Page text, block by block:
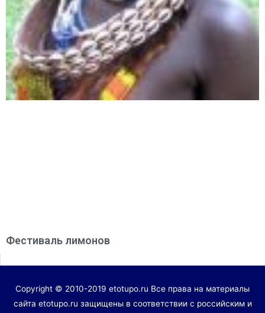
Фестиваль лимонов
Copyright © 2010-2019 etotupo.ru Все права на материалы
сайта etotupo.ru защищены в соответствии с российским и